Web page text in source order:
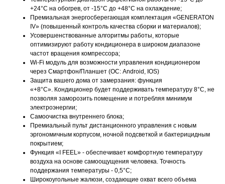
+24°C на обогрев, от -15°C до +48°C на охлаждение;
Премиальная энергосберегающая комплектация «GENERATON
IV» (повышенный контроль качества сборки и материалов);
Усовершенствованные алгоритмы работы, которые
оптимизируют работу кондиционера в широком диапазоне
частот вращения компрессора;
Wi-Fi модуль для возможности управления кондиционером
через Смартфон/Планшет (ОС: Android, IOS)
Защита вашего дома от замерзания: функция
«+8°С». Кондиционер будет поддерживать температуру 8°С, не
позволяя заморозить помещение и потребляя минимум
электроэнергии;
Самоочистка внутреннего блока;
Премиальный пульт дистанционного управления с новым
эргономичным корпусом, ночной подсветкой и бактерицидным
покрытием;
Функция «I FEEL» - обеспечивает комфортную температуру
воздуха на основе самоощущения человека. Точность
поддержания температуры - 0,5°С;
Широкоугольные жалюзи, создающие охват всего объема